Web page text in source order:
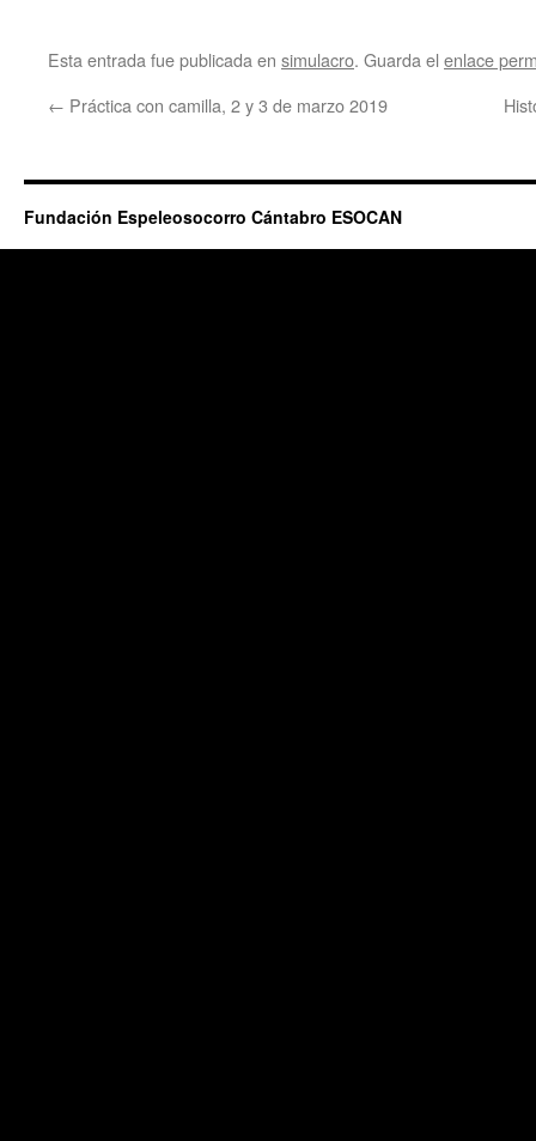
Esta entrada fue publicada en simulacro. Guarda el enlace
← Práctica con camilla, 2 y 3 de marzo 2019
Fundación Espeleosocorro Cántabro ESOCAN